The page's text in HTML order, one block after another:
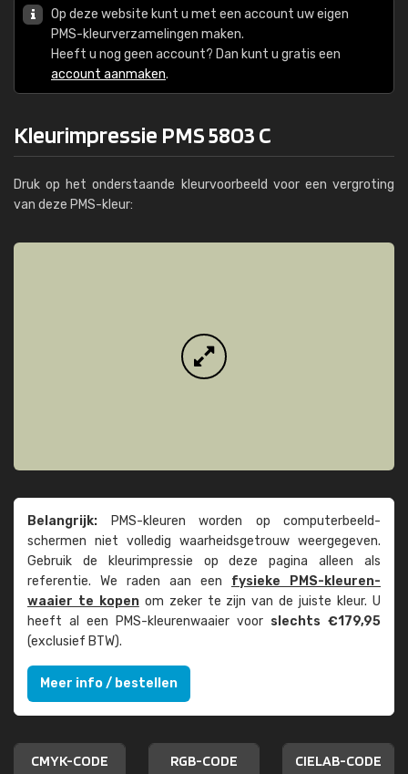
Op deze website kunt u met een account uw eigen
PMS-kleurverzamelingen maken.
Heeft u nog geen account? Dan kunt u gratis een
account aanmaken.
Kleurimpressie PMS 5803 C
Druk op het onderstaande kleurvoorbeeld voor een vergroting
van deze PMS-kleur:
Belangrijk: PMS-kleuren worden op computer­beeld­
schermen niet volledig waarheids­­getrouw weer­gegeven.
Gebruik de kleur­impressie op deze pagina alleen als
referentie. We raden aan een fysieke PMS-kleuren­
waaier te kopenom zeker te zijn van de juiste kleur. U
heeft al een PMS-kleuren­waaier voor slechts €179,95
(exclusief BTW).
Meer info / bestellen
CMYK-CODE RGB-CODE CIELAB-CODE